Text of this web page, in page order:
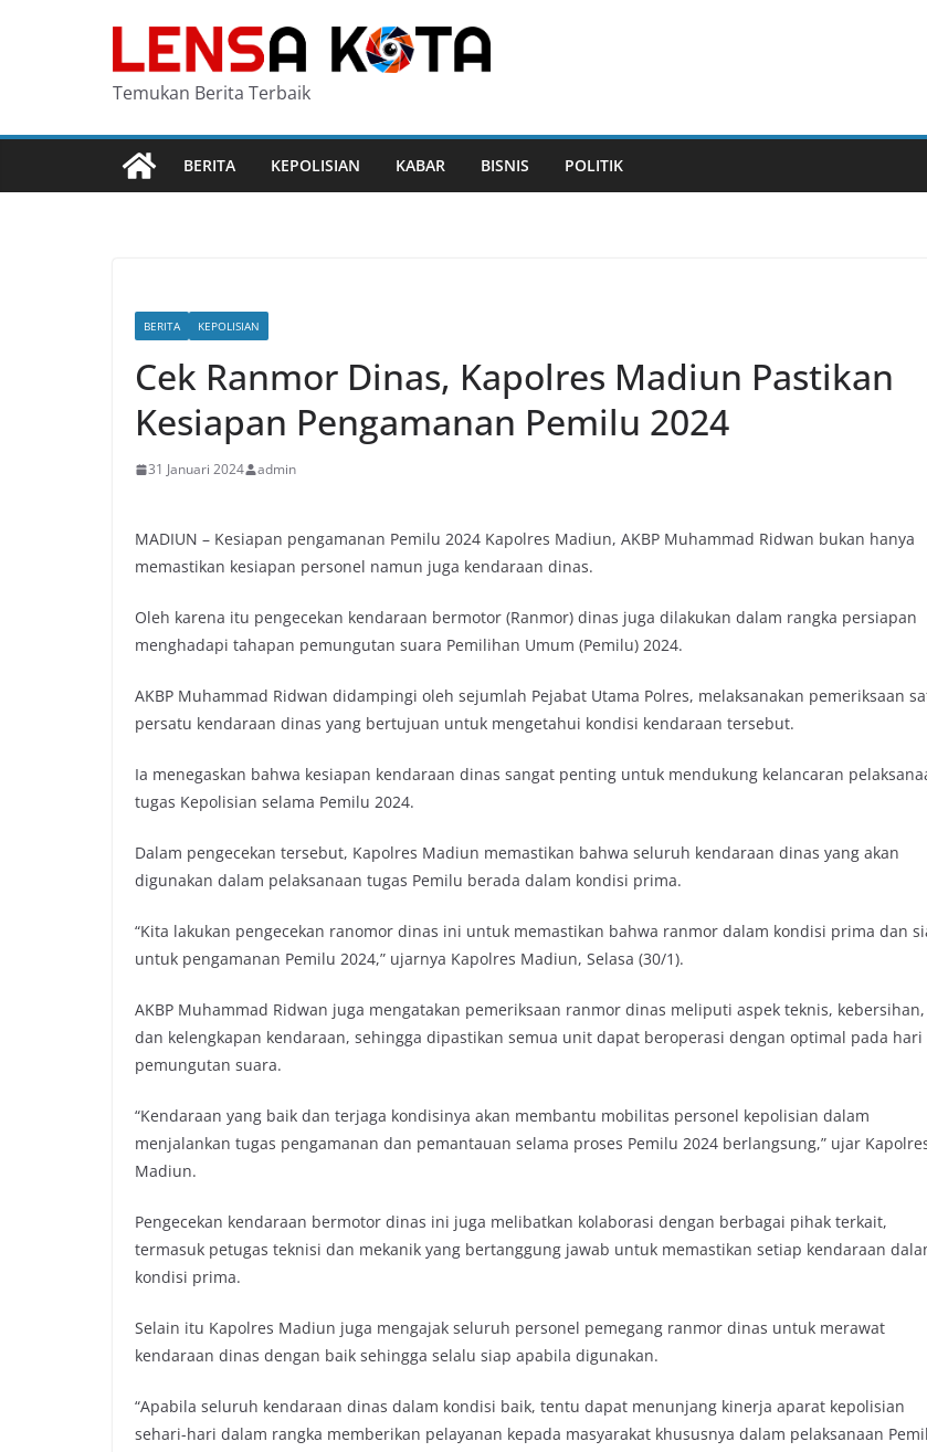
Temukan Berita Terbaik
BERITA KEPOLISIAN KABAR BISNIS POLITIK
BERITA KEPOLISIAN
Cek Ranmor Dinas, Kapolres Madiun Pastikan
Kesiapan Pengamanan Pemilu 2024
31 Januari 2024 admin
MADIUN – Kesiapan pengamanan Pemilu 2024 Kapolres Madiun, AKBP Muhammad Ridwan bukan hanya
memastikan kesiapan personel namun juga kendaraan dinas.
Oleh karena itu pengecekan kendaraan bermotor (Ranmor) dinas juga dilakukan dalam rangka persiapan
menghadapi tahapan pemungutan suara Pemilihan Umum (Pemilu) 2024.
AKBP Muhammad Ridwan didampingi oleh sejumlah Pejabat Utama Polres, melaksanakan pemeriksaan
persatu kendaraan dinas yang bertujuan untuk mengetahui kondisi kendaraan tersebut.
Ia menegaskan bahwa kesiapan kendaraan dinas sangat penting untuk mendukung kelancaran
tugas Kepolisian selama Pemilu 2024.
Dalam pengecekan tersebut, Kapolres Madiun memastikan bahwa seluruh kendaraan dinas yang akan
digunakan dalam pelaksanaan tugas Pemilu berada dalam kondisi prima.
“Kita lakukan pengecekan ranomor dinas ini untuk memastikan bahwa ranmor dalam kondisi prima dan
untuk pengamanan Pemilu 2024,” ujarnya Kapolres Madiun, Selasa (30/1).
AKBP Muhammad Ridwan juga mengatakan pemeriksaan ranmor dinas meliputi aspek teknis, kebersihan,
dan kelengkapan kendaraan, sehingga dipastikan semua unit dapat beroperasi dengan optimal pada hari
pemungutan suara.
“Kendaraan yang baik dan terjaga kondisinya akan membantu mobilitas personel kepolisian dalam
menjalankan tugas pengamanan dan pemantauan selama proses Pemilu 2024 berlangsung,” ujar
Madiun.
Pengecekan kendaraan bermotor dinas ini juga melibatkan kolaborasi dengan berbagai pihak terkait,
termasuk petugas teknisi dan mekanik yang bertanggung jawab untuk memastikan setiap kendaraan
kondisi prima.
Selain itu Kapolres Madiun juga mengajak seluruh personel pemegang ranmor dinas untuk merawat
kendaraan dinas dengan baik sehingga selalu siap apabila digunakan.
“Apabila seluruh kendaraan dinas dalam kondisi baik, tentu dapat menunjang kinerja aparat kepolisian
sehari-hari dalam rangka memberikan pelayanan kepada masyarakat khususnya dalam pelaksanaan